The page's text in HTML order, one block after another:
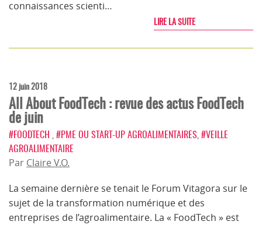
connaissances scienti…
LIRE LA SUITE
12 juin 2018
All About FoodTech : revue des actus FoodTech
de juin
#FOODTECH #PME OU START-UP AGROALIMENTAIRES #VEILLE
AGROALIMENTAIRE
Par Claire V.O.
La semaine dernière se tenait le Forum Vitagora sur le
sujet de la transformation numérique et des
entreprises de l’agroalimentaire. La « FoodTech » est